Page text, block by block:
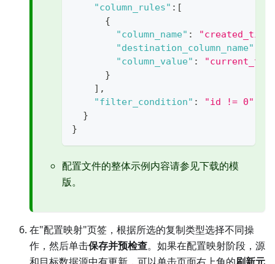
"column_rules" : [
{
"column_name" :
"destination_column_name"
"column_value" :
}
] ,
"filter_condition" : "id != 0"
}
}
配置文件的整体示例内容请参见下载的模
版。
在"配置映射"页签，根据所选的复制类型选择不同操
作，然后单击保存并预检查。如果在配置映射阶段，源